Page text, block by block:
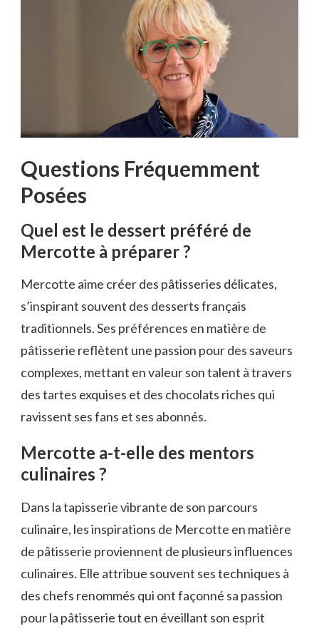
Questions Fréquemment
Posées
Quel est le dessert préféré de
Mercotte à préparer ?
Mercotte aime créer des pâtisseries délicates,
s’inspirant souvent des desserts français
traditionnels. Ses préférences en matière de
pâtisserie reflètent une passion pour des saveurs
complexes, mettant en valeur son talent à travers
des tartes exquises et des chocolats riches qui
ravissent ses fans et ses abonnés.
Mercotte a-t-elle des mentors
culinaires ?
Dans la tapisserie vibrante de son parcours
culinaire, les inspirations de Mercotte en matière
de pâtisserie proviennent de plusieurs influences
culinaires. Elle attribue souvent ses techniques à
des chefs renommés qui ont façonné sa passion
pour la pâtisserie tout en éveillant son esprit